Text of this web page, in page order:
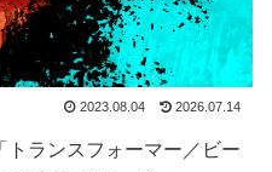
2023.08.04 2026.07.14
ランスフォーマー／ビー